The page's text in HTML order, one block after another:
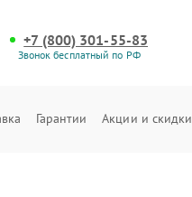
+7 (800) 301-55-83
Звонок бесплатный по РФ
Гарантии Акции и скидки